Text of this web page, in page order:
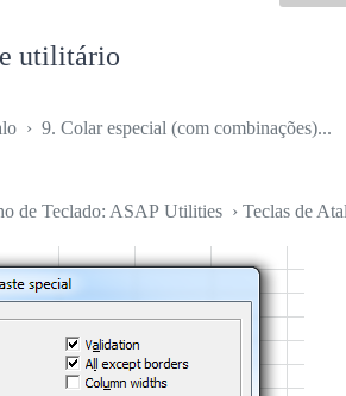
utilitário
› 9. Colar especial (com combinações)...
de Teclado: ASAP Utilities › Teclas de